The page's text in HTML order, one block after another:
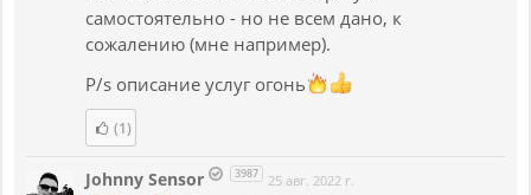
самостоятельно - но не всем дано, к
сожалению (мне например).
P/s описание услуг огонь
(1)
Johnny Sensor 3987 25 авг. 2022 г.